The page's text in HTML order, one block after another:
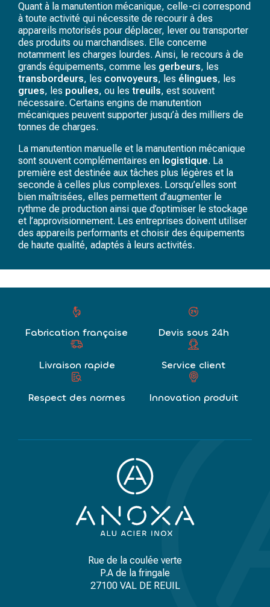
Quant à la manutention mécanique, celle-ci correspond
à toute activité qui nécessite de recourir à des
appareils motorisés pour déplacer, lever ou transporter
des produits ou marchandises. Elle concerne
notamment les charges lourdes. Ainsi, le recours à de
grands équipements, comme les gerbeurs, les
transbordeurs, les convoyeurs, les élingues, les
grues, les poulies, ou les treuils, est souvent
nécessaire. Certains engins de manutention
mécaniques peuvent supporter jusqu’à des milliers de
tonnes de charges.
La manutention manuelle et la manutention mécanique
sont souvent complémentaires en logistique. La
première est destinée aux tâches plus légères et la
seconde à celles plus complexes. Lorsqu’elles sont
bien maîtrisées, elles permettent d’augmenter le
rythme de production ainsi que d’optimiser le stockage
et l’approvisionnement. Les entreprises doivent utiliser
des appareils performants et choisir des équipements
de haute qualité, adaptés à leurs activités.
Fabrication française Devis sous 24h
Livraison rapide Service client
Respect des normes Innovation produit
Rue de la coulée verte
P.A de la fringale
27100 VAL DE REUIL